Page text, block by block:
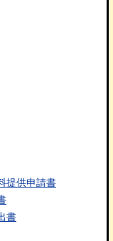
提供申請書
書